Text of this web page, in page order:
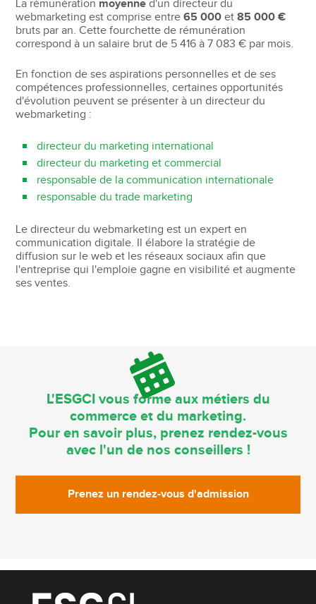
La rémunération moyenne d'un directeur du
webmarketing est comprise entre 65 000et85 000 €
bruts par an. Cette fourchette de rémunération
correspond à un salaire brut de 5 416 à 7 083 € par mois.
En fonction de ses aspirations personnelles et de ses
compétences professionnelles, certaines opportunités
d'évolution peuvent se présenter à un directeur du
webmarketing :
directeur du marketing international
directeur du marketing et commercial
responsable de la communication internationale
responsable du trade marketing
Le directeur du webmarketing est un expert en
communication digitale. Il élabore la stratégie de
diffusion sur le web et les réseaux sociaux afin que
l'entreprise qui l'emploie gagne en visibilité et augmente
ses ventes.
L'ESGCI vous forme aux métiers du
commerce et du marketing.
Pour en savoir plus, prenez rendez-vous
avec l'un de nos conseillers !
Prenez un rendez-vous d'admission